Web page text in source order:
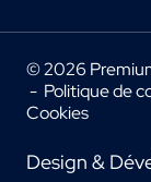
© 2026
- Politique de
Cookies
Design &